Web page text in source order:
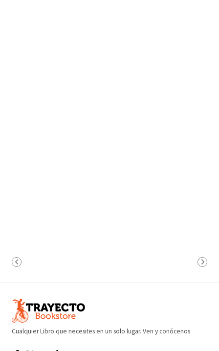
Cualquier Libro que necesites en un solo lugar. Ven y conócenos